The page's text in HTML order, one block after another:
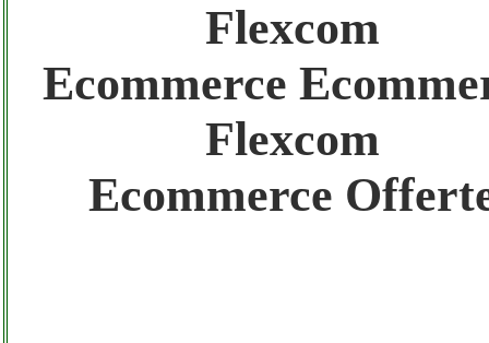
Gratis registra il tuo Ecommerce nel
Gratis registra il tuo Sito di Annunci nel
Flexcom
Ecommerce
Flexcom
Ecommerce